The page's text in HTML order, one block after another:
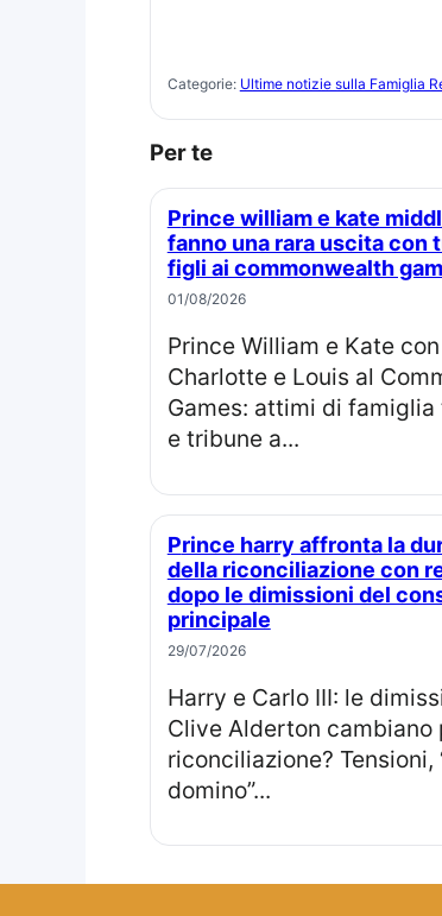
Categorie: Ultime notizie sulla Famiglia
Per te
Prince william e kate middleton
fanno una rara uscita con
figli ai commonwealth
01/08/2026
Prince William e Kate con George,
Charlotte e Louis al
Games: attimi di famiglia
e tribune a...
Prince harry affronta la dura realtà
della riconciliazione con
dopo le dimissioni del
principale
29/07/2026
Harry e Carlo III: le dimissioni di Sir
Clive Alderton cambiano
riconciliazione? Tensioni,
domino”...